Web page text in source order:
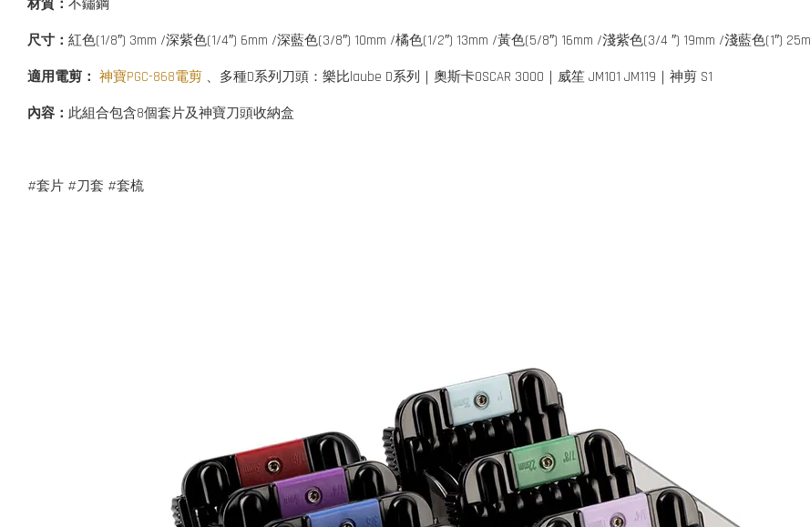
材質： 不鏽鋼
尺寸： 紅色(1/8″) 3mm /深紫色(1/4″) 6mm /深藍色(3/8″) 10mm /橘色(1/2″) 13mm /黃色(5/8″) 16mm /淺紫色(3/4 ″) 19mm /淺藍色(1″)
適用電剪： 神寶PGC-868電剪 、多種D系列刀頭：樂比laube D系列｜奧斯卡OSCAR 3000｜威笙 JM101 JM119｜神剪 S1
內容： 此組合包含8個套片及神寶刀頭收納盒
#套片 #刀套 #套梳